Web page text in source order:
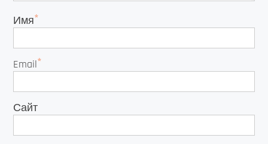
Имя*
Email*
Сайт